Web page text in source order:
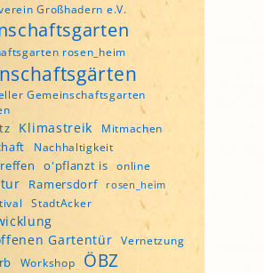
Großhadern e.V.
rosen_heim
Gemeinschaftsgarten
Klimastreik Mitmachen
Nachhaltigkeit
o'pflanzt is online
Ramersdorf rosen_heim
StadtAcker
Gartentür
Vernetzung
Workshop ÖBZ